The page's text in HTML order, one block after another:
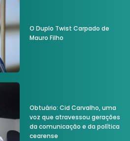
O Duplo Twist Carpado de
Mauro Filho
Obtuário: Cid Carvalho, uma
voz que atravessou gerações
da comunicação e da política
cearense